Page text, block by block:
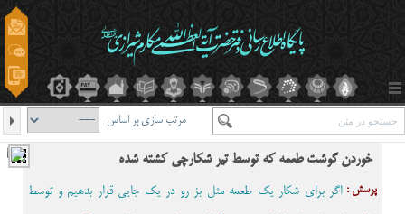
مرتب سازی بر اساس
خوردن گوشت طعمه که توسط تیر شکارچی کشته شده
پرسش : اگر برای شکار یک طعمه مثل بز رو در یک جایی قرار بدهیم و توسط